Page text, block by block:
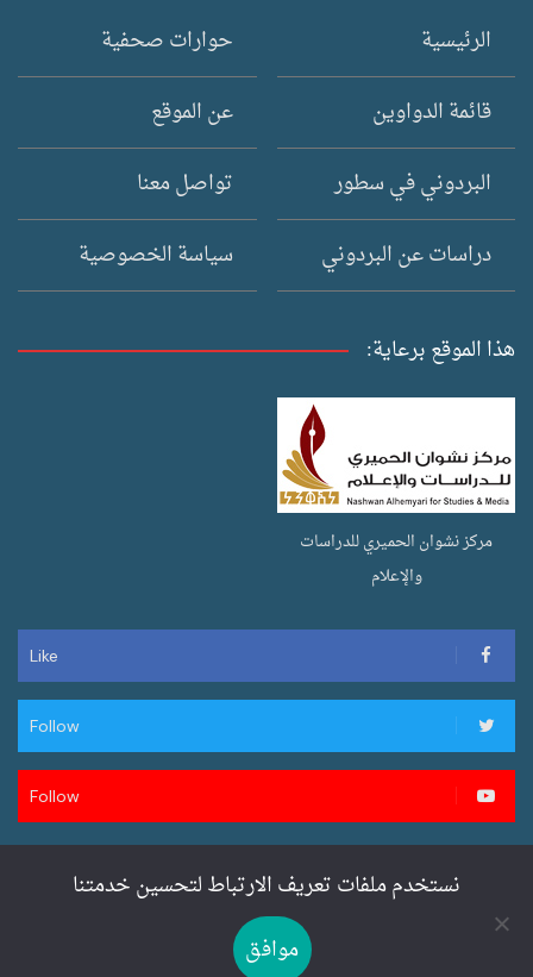
الرئيسية
قائمة الدواوين
البردوني في سطور
دراسات عن البردوني
حوارات صحفية
عن الموقع
تواصل معنا
سياسة الخصوصية
هذا الموقع برعاية:
مركز نشوان الحميري للدراسات
والإعلام
Like
Follow
Follow
تصميم وتطوير سنان ويب لخدمات المواقع
نستخدم ملفات تعريف الارتباط لتحسين خدمتنا
موافق